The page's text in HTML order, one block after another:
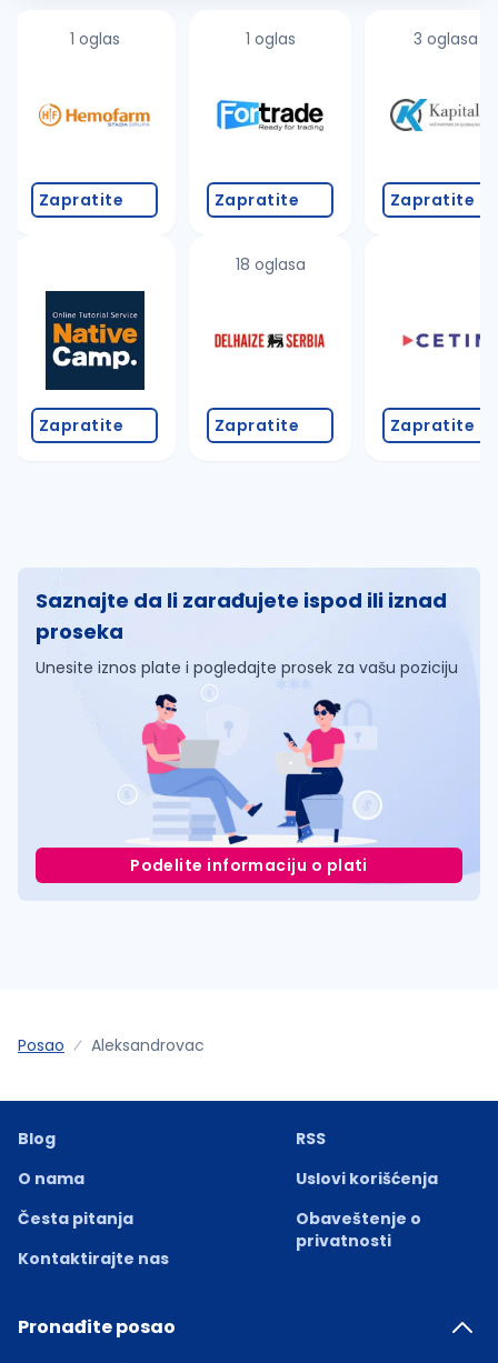
1 oglas
Zapratite
Zapratite
1 oglas
Zapratite
18 oglasa
Zapratite
3 oglasa
Zapratite
Zapratite
Saznajte da li zarađujete ispod ili iznad
proseka
Unesite iznos plate i pogledajte prosek za vašu poziciju
Podelite informaciju o plati
Posao Aleksandrovac
Blog
O nama
Česta pitanja
Kontaktirajte nas
RSS
Uslovi korišćenja
Obaveštenje o
privatnosti
Pronađite posao